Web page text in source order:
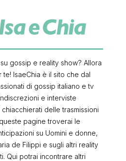
gossip e reality show? Allora
IsaeChia è il sito che dal
di gossip italiano e tv
e interviste
delle trasmissioni
pagine troverai le
su Uomini e donne,
de Filippi e sugli altri reality
Qui potrai incontrare altri